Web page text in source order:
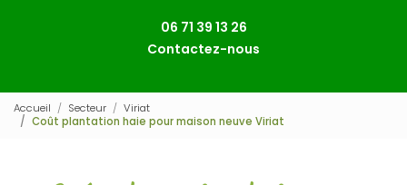
06 71 39 13 26
Contactez-nous
Accueil Secteur
Viriat
Coût plantation haie pour maison neuve Viriat